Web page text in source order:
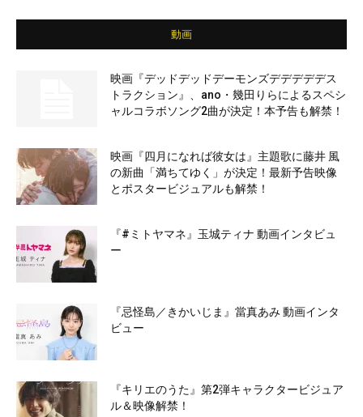
動画
映画『デッドデッドデーモンズデデデデデス
トラクション』、ano・幾田りらによるスペシ
ャルコラボソング2曲が決定！本予告も解禁！
映画『四月になれば彼女は』主題歌に藤井 風
の新曲「満ちてゆく」が決定！最新予告映像
とポスタービジュアルも解禁！
『#ミトヤマネ』玉城ティナ 動画インタビュ
ー
『忌怪島／きかいじま』當真あみ 動画インタ
ビュー
『キリエのうた』第2弾キャラクタービジュア
ル＆映像解禁！